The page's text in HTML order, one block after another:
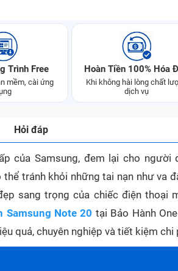
Trình Free
mềm, cài ứng
Hoàn Tiền 100% Hóa
Khi không hài lòng chất
dịch vụ
Hỏi đáp
của Samsung, đem lại cho
tránh khỏi những tai nạn như va
sang trọng của chiếc điện thoại
Samsung Note 20 tại Bảo Hành
quả, chuyên nghiệp và tiết kiệm chi